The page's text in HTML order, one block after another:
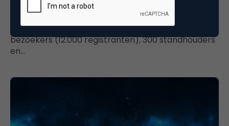
Ad:tech New York 2006 groter, drukker, engaging
Afgelopen week kwam de Ad:tech conferentie
weer naar New York. Met meer dan 10.000
bezoekers (12.000 registranten), 300 standhouders
en…